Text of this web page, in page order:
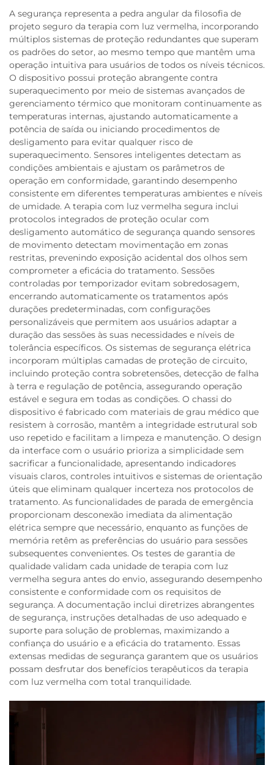
A segurança representa a pedra angular da filosofia de
projeto seguro da terapia com luz vermelha, incorporando
múltiplos sistemas de proteção redundantes que superam
os padrões do setor, ao mesmo tempo que mantêm uma
operação intuitiva para usuários de todos os níveis técnicos.
O dispositivo possui proteção abrangente contra
superaquecimento por meio de sistemas avançados de
gerenciamento térmico que monitoram continuamente as
temperaturas internas, ajustando automaticamente a
potência de saída ou iniciando procedimentos de
desligamento para evitar qualquer risco de
superaquecimento. Sensores inteligentes detectam as
condições ambientais e ajustam os parâmetros de
operação em conformidade, garantindo desempenho
consistente em diferentes temperaturas ambientes e níveis
de umidade. A terapia com luz vermelha segura inclui
protocolos integrados de proteção ocular com
desligamento automático de segurança quando sensores
de movimento detectam movimentação em zonas
restritas, prevenindo exposição acidental dos olhos sem
comprometer a eficácia do tratamento. Sessões
controladas por temporizador evitam sobredosagem,
encerrando automaticamente os tratamentos após
durações predeterminadas, com configurações
personalizáveis que permitem aos usuários adaptar a
duração das sessões às suas necessidades e níveis de
tolerância específicos. Os sistemas de segurança elétrica
incorporam múltiplas camadas de proteção de circuito,
incluindo proteção contra sobretensões, detecção de falha
à terra e regulação de potência, assegurando operação
estável e segura em todas as condições. O chassi do
dispositivo é fabricado com materiais de grau médico que
resistem à corrosão, mantêm a integridade estrutural sob
uso repetido e facilitam a limpeza e manutenção. O design
da interface com o usuário prioriza a simplicidade sem
sacrificar a funcionalidade, apresentando indicadores
visuais claros, controles intuitivos e sistemas de orientação
úteis que eliminam qualquer incerteza nos protocolos de
tratamento. As funcionalidades de parada de emergência
proporcionam desconexão imediata da alimentação
elétrica sempre que necessário, enquanto as funções de
memória retêm as preferências do usuário para sessões
subsequentes convenientes. Os testes de garantia de
qualidade validam cada unidade de terapia com luz
vermelha segura antes do envio, assegurando desempenho
consistente e conformidade com os requisitos de
segurança. A documentação inclui diretrizes abrangentes
de segurança, instruções detalhadas de uso adequado e
suporte para solução de problemas, maximizando a
confiança do usuário e a eficácia do tratamento. Essas
extensas medidas de segurança garantem que os usuários
possam desfrutar dos benefícios terapêuticos da terapia
com luz vermelha com total tranquilidade.